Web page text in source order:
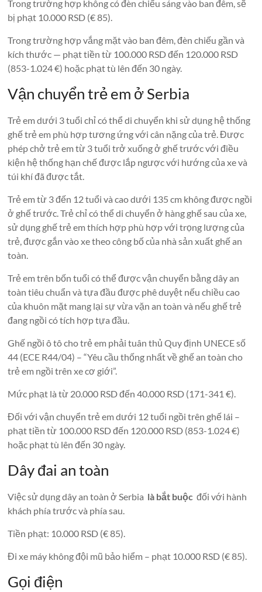
Trong trường hợp không có đèn chiếu sáng vào ban đêm, sẽ
bị phạt 10.000 RSD (€ 85).
Trong trường hợp vắng mặt vào ban đêm, đèn chiếu gần và
kích thước — phạt tiền từ 100.000 RSD đến 120.000 RSD
(853-1.024 €) hoặc phạt tù lên đến 30 ngày.
Vận chuyển trẻ em ở Serbia
Trẻ em dưới 3 tuổi chỉ có thể di chuyển khi sử dụng hệ thống
ghế trẻ em phù hợp tương ứng với cân nặng của trẻ. Được
phép chở trẻ em từ 3 tuổi trở xuống ở ghế trước với điều
kiện hệ thống hạn chế được lắp ngược với hướng của xe và
túi khí đã được tắt.
Trẻ em từ 3 đến 12 tuổi và cao dưới 135 cm không được ngồi
ở ghế trước. Trẻ chỉ có thể di chuyển ở hàng ghế sau của xe,
sử dụng ghế trẻ em thích hợp phù hợp với trọng lượng của
trẻ, được gắn vào xe theo công bố của nhà sản xuất ghế an
toàn.
Trẻ em trên bốn tuổi có thể được vận chuyển bằng dây an
toàn tiêu chuẩn và tựa đầu được phê duyệt nếu chiều cao
của khuôn mặt mang lại sự vừa vặn an toàn và nếu ghế trẻ
đang ngồi có tích hợp tựa đầu.
Ghế ngồi ô tô cho trẻ em phải tuân thủ Quy định UNECE số
44 (ECE R44/04) – “Yêu cầu thống nhất về ghế an toàn cho
trẻ em ngồi trên xe cơ giới”.
Mức phạt là từ 20.000 RSD đến 40.000 RSD (171-341 €).
Đối với vận chuyển trẻ em dưới 12 tuổi ngồi trên ghế lái –
phạt tiền từ 100.000 RSD đến 120.000 RSD (853-1.024 €)
hoặc phạt tù lên đến 30 ngày.
Dây đai an toàn
Việc sử dụng dây an toàn ở Serbia là bắt buộc đối với hành
khách phía trước và phía sau.
Tiền phạt: 10.000 RSD (€ 85).
Đi xe máy không đội mũ bảo hiểm – phạt 10.000 RSD (€ 85).
Gọi điện